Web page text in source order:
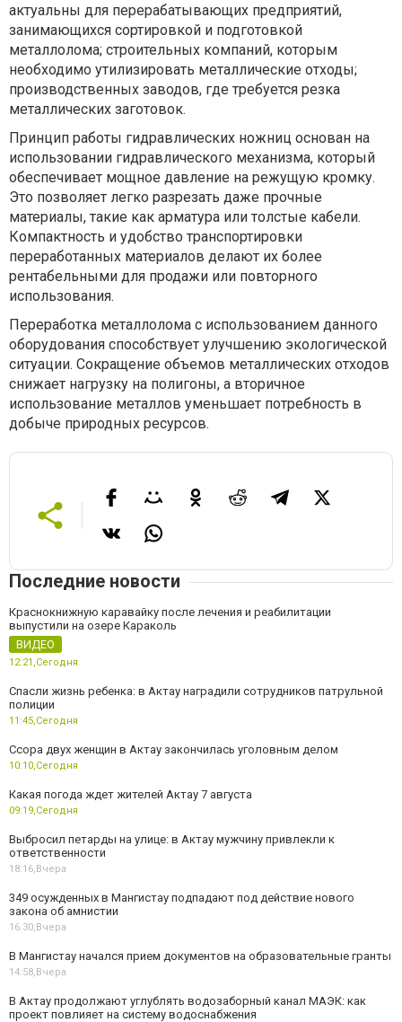
актуальны для перерабатывающих предприятий,
занимающихся сортировкой и подготовкой
металлолома; строительных компаний, которым
необходимо утилизировать металлические отходы;
производственных заводов, где требуется резка
металлических заготовок.
Принцип работы гидравлических ножниц основан на
использовании гидравлического механизма, который
обеспечивает мощное давление на режущую кромку.
Это позволяет легко разрезать даже прочные
материалы, такие как арматура или толстые кабели.
Компактность и удобство транспортировки
переработанных материалов делают их более
рентабельными для продажи или повторного
использования.
Переработка металлолома с использованием данного
оборудования способствует улучшению экологической
ситуации. Сокращение объемов металлических отходов
снижает нагрузку на полигоны, а вторичное
использование металлов уменьшает потребность в
добыче природных ресурсов.
Последние новости
Краснокнижную каравайку после лечения и реабилитации
выпустили на озере Караколь
ВИДЕО
12:21,Сегодня
Спасли жизнь ребенка: в Актау наградили сотрудников патрульной
полиции
11:45,Сегодня
Ссора двух женщин в Актау закончилась уголовным делом
10:10,Сегодня
Какая погода ждет жителей Актау 7 августа
09:19,Сегодня
Выбросил петарды на улице: в Актау мужчину привлекли к
ответственности
18:16,Вчера
349 осужденных в Мангистау подпадают под действие нового
закона об амнистии
16:30,Вчера
В Мангистау начался прием документов на образовательные гранты
14:58,Вчера
В Актау продолжают углублять водозаборный канал МАЭК: как
проект повлияет на систему водоснабжения